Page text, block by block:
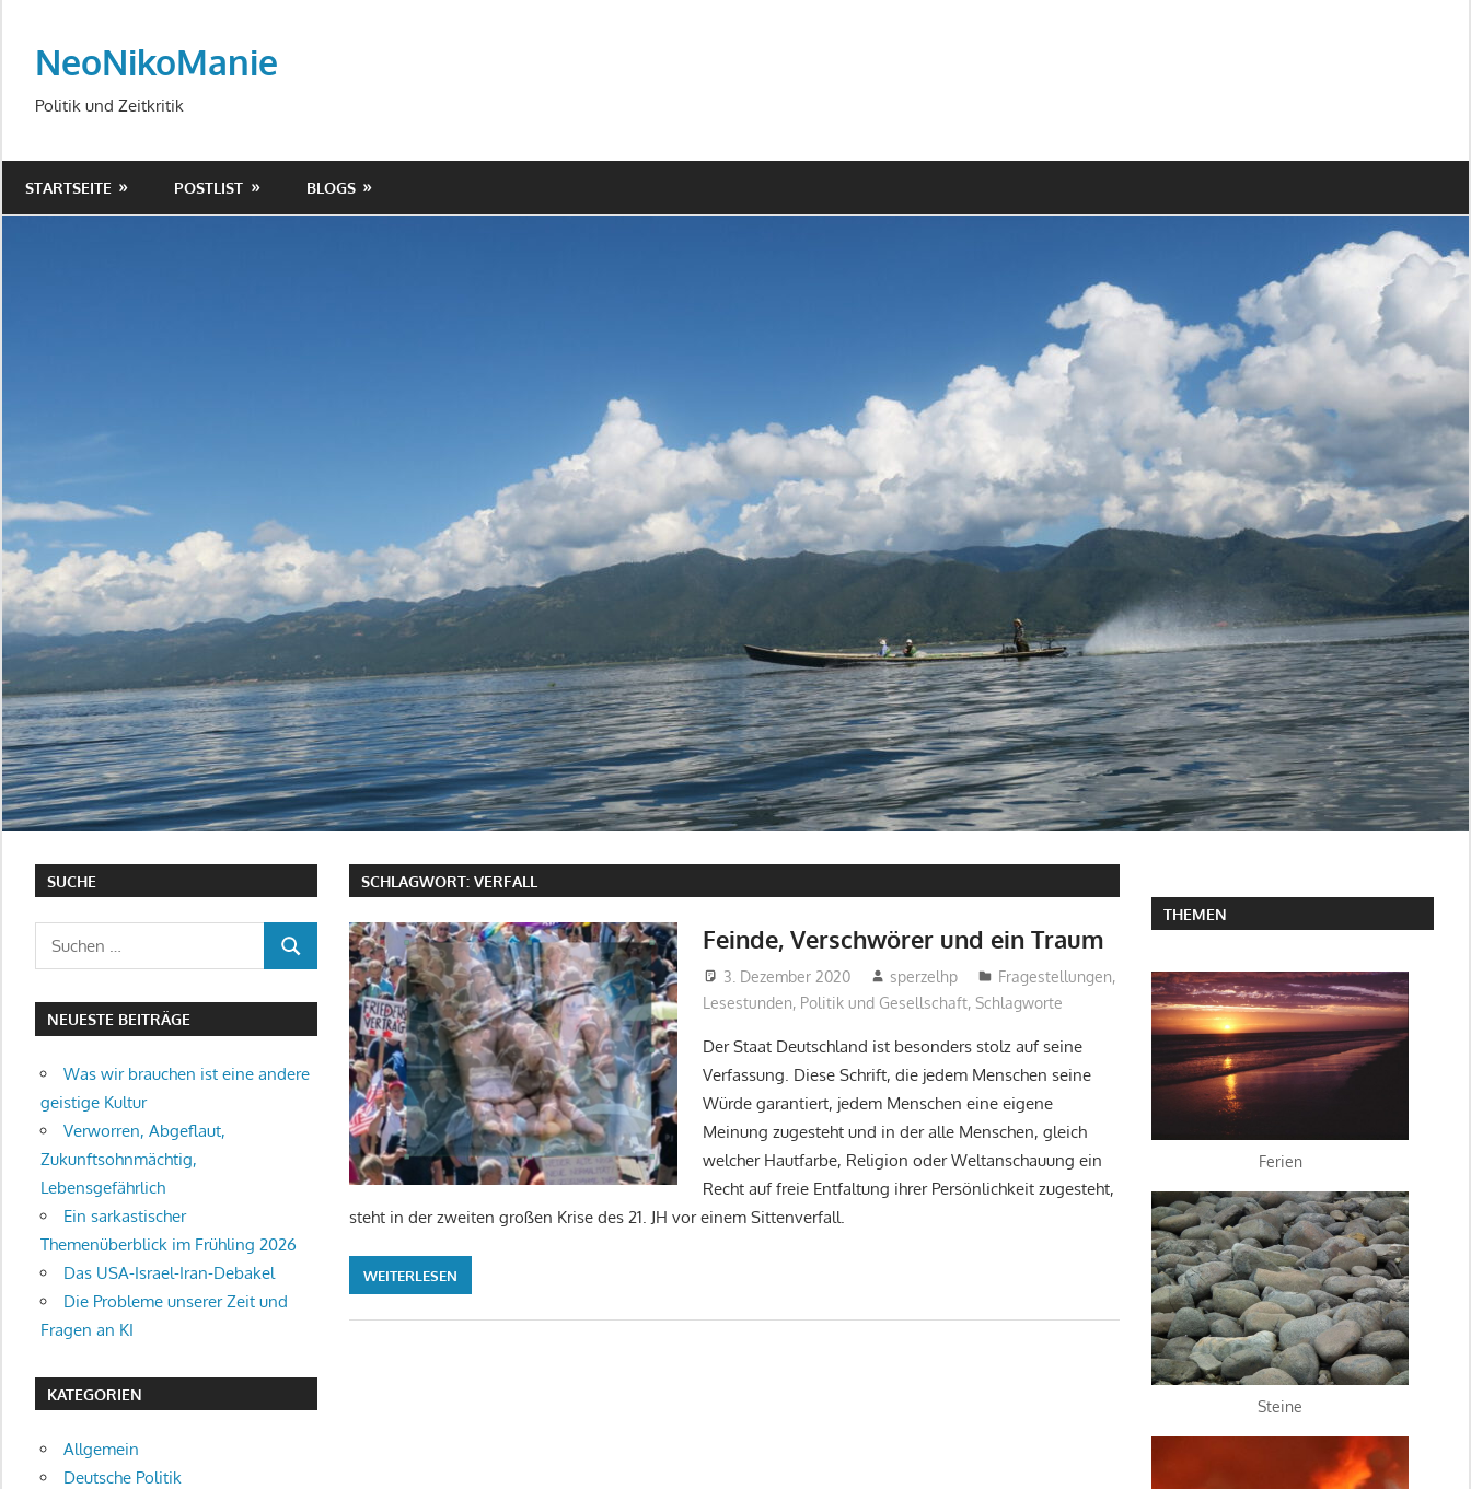
springenNeoNikoManie
Politik und Zeitkritik
STARTSEITE POSTLIST BLOGS
SCHLAGWORT:VERFALL
Feinde, Verschwörer und ein Traum
3. Dezember 2020 sperzelhp Fragestellungen,
Lesestunden, Politik und Gesellschaft, Schlagworte
Der Staat Deutschland ist besonders stolz auf seine
Verfassung. Diese Schrift, die jedem Menschen seine
Würde garantiert, jedem Menschen eine eigene
Meinung zugesteht und in der alle Menschen, gleich
welcher Hautfarbe, Religion oder Weltanschauung ein
Recht auf freie Entfaltung ihrer Persönlichkeit zugesteht,
steht in der zweiten großen Krise des 21. JH vor einem Sittenverfall.
WEITERLESEN
SUCHE
Suchen
nach:
SUCHEN
NEUESTE BEITRÄGE
Was wir brauchen ist eine andere
geistige Kultur
Verworren, Abgeflaut,
Zukunftsohnmächtig,
Lebensgefährlich
Ein sarkastischer
Themenüberblick im Frühling 2026
Das USA-Israel-Iran-Debakel
Die Probleme unserer Zeit und
Fragen an KI
KATEGORIEN
Allgemein
Deutsche Politik
THEMEN
Ferien
Steine